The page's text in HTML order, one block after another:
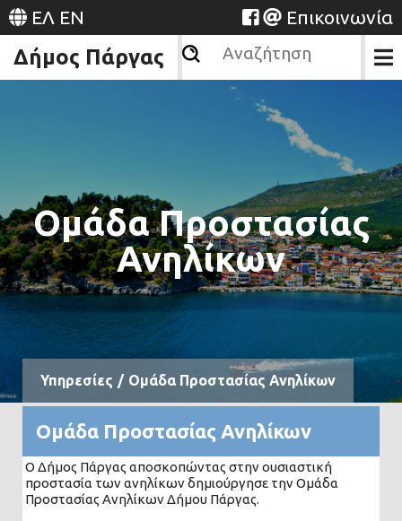
ΕΛ EN Επικοινωνία
Δήμος Πάργας
Ομάδα Προστασίας
Ανηλίκων
Υπηρεσίες / Ομάδα Προστασίας Ανηλίκων
Ομάδα Προστασίας Ανηλίκων
O Δήμος Πάργας αποσκοπώντας στην ουσιαστική
προστασία των ανηλίκων δημιούργησε την Ομάδα
Προστασίας Ανηλίκων Δήμου Πάργας.